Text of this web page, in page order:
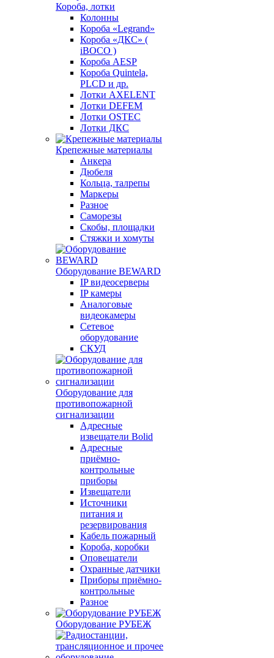
Короба, лотки
Колонны
Короба «Legrand»
Короба «ДКС» (
iBOCO )
Короба AESP
Короба Quintela,
PLCD и др.
Лотки AXELENT
Лотки DEFEM
Лотки OSTEC
Лотки ДКС
Крепежные материалы
Анкера
Дюбеля
Кольца, талрепы
Маркеры
Разное
Саморезы
Скобы, площадки
Стяжки и хомуты
Оборудование BEWARD
IP видеосерверы
IP камеры
Аналоговые
видеокамеры
Сетевое
оборудование
СКУД
Оборудование для
противопожарной
сигнализации
Адресные
извещатели Bolid
Адресные
приёмно-
контрольные
приборы
Извещатели
Источники
питания и
резервирования
Кабель пожарный
Короба, коробки
Оповещатели
Охранные датчики
Приборы приёмно-
контрольные
Разное
Оборудование РУБЕЖ